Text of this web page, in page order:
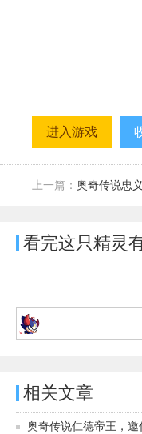
进入游戏
上一篇： 奥奇传说忠
看完这只精灵
相关文章
奥奇传说仁德帝王，邀